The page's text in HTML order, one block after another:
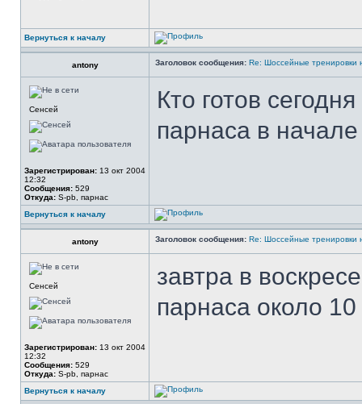
Вернуться к началу
antony Заголовок сообщения: Re: Шоссейные тренировки
Сенсей
Зарегистрирован: 13 окт 2004
12:32
Сообщения: 529
Откуда: S-pb, парнас
Кто готов
парнаса в
Вернуться к началу
antony Заголовок сообщения: Re: Шоссейные тренировки
Сенсей
Зарегистрирован: 13 окт 2004
12:32
Сообщения: 529
Откуда: S-pb, парнас
завтра в
парнаса около 10
Вернуться к началу